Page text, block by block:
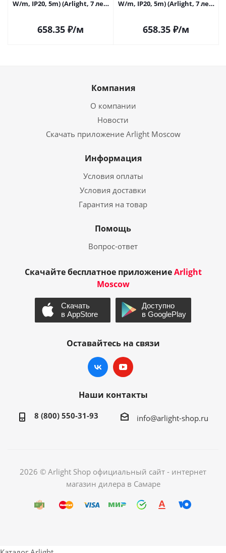
W/m, IP20, 5m) (Arlight, 7 лет)
658.35 ₽/м
W/m, IP20, 5m) (Arlight, 7 лет)
658.35 ₽/м
Компания
О компании
Новости
Скачать приложение Arlight Moscow
Информация
Условия оплаты
Условия доставки
Гарантия на товар
Помощь
Вопрос-ответ
Скачайте бесплатное приложениеArlight
Moscow
Оставайтесь на связи
Наши контакты
8 (800) 550-31-93 info@arlight-shop.ru
2026 © Arlight Shop официальный сайт - интернет
магазин дилера в Самаре